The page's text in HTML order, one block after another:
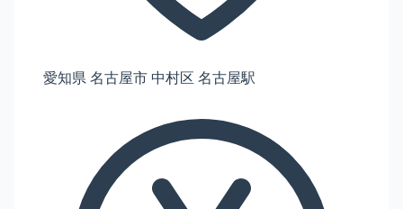
愛知県 名古屋市 中村区 名古屋駅